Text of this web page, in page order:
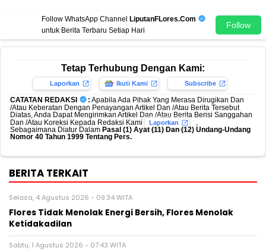
Follow WhatsApp Channel
LiputanFLores.Com
untuk Berita Terbaru Setiap Hari
Follow
Tetap Terhubung Dengan Kami:
Laporkan Ikuti Kami Subscribe
CATATAN REDAKSI : Apabila Ada Pihak Yang Merasa Dirugikan Dan
/Atau Keberatan Dengan Penayangan Artikel Dan /Atau Berita Tersebut
Diatas, Anda Dapat Mengirimkan Artikel Dan /Atau Berita Berisi Sanggahan
Dan /Atau Koreksi Kepada Redaksi Kami
Laporkan
,
Sebagaimana Diatur Dalam Pasal (1) Ayat (11) Dan (12) Undang-Undang
Nomor 40 Tahun 1999 Tentang Pers.
BERITA TERKAIT
Selasa, 4 Agustus 2026 - 09:34 WITA
Flores Tidak Menolak Energi Bersih, Flores Menolak
Ketidakadilan
Sabtu, 1 Agustus 2026 - 07:43 WITA